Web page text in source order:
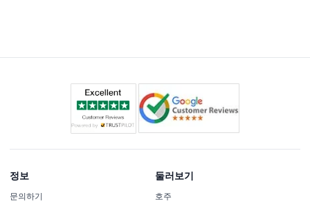
정보
문의하기
둘러보기
호주